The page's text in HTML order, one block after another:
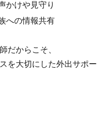
かけや見守り
への情報共有
だからこそ、
を大切にした外出サポー